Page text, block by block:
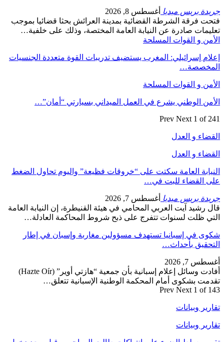
جريدة بريس ميديا أغسطس 8, 2026
فتحت فرقة الشرطة القضائية بمدينة العرائش بحثا قضائيا بموجب
تعليمات صادرة عن النيابة العامة المختصة، وذلك على خلفية…
الأمن و القوات المسلحة
إعلام إسرائيلي: المغرب يستضيف تدريبات القوة متعددة الجنسيات
المخصصة…
الأمن و القوات المسلحة
الأمن الوطني يشرع في العمل الميداني بسيارتي “أمان”…
Prev Next 1 of 241
القضاء و العدل
القضاء و العدل
النيابة العامة سكتت على “خروقات فظيعة” واليوم تحاول الضغط
على القضاء للبت في…
جريدة بريس ميديا أغسطس 7, 2026
قال رشيد آيت العربي المحامي في هيئة القنيطرة، إن النيابة العامة
التي ظلت لسنوات تتفرج على ذبح شروط المحاكمة العادلة…
شكوى في إسبانيا تستهدف مسؤولين مغاربة وإسبان في إطار
التحقيق بأحداث…
أغسطس 7, 2026
أفادت وسائل إعلام إسبانية بأن جمعية “هازتي أوير” (Hazte Oír)
تقدمت بشكوى أمام المحكمة الوطنية الإسبانية تتعلق…
Prev Next 1 of 143
تقارير وبيانات
تقارير وبيانات